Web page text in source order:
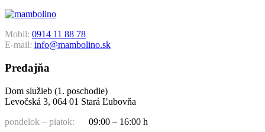
Mobil: 0914 11 88 78
E-mail: info@mambolino.sk
Predajňa
Dom služieb (1. poschodie)
Levočská 3, 064 01 Stará Ľubovňa
pondelok – piatok:
09:00 – 16:00 h